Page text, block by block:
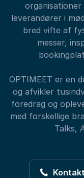
organisationer
leverandører i
bred vifte af
messer,
OPTIMEET er en
og afvikler
foredrag og
med forskellige
Talks,